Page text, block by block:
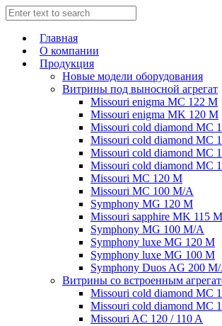
Главная
О компании
Продукция
Новые модели оборудования
Витрины под выносной агрегат
Missouri enigma MC 122 M
Missouri enigma MK 120 M
Missouri cold diamond MC
Missouri cold diamond MC
Missouri cold diamond MC
Missouri cold diamond MC
Missouri MC 120 M
Missouri MC 100 M/A
Symphony MG 120 M
Missouri sapphire MK 115 M
Symphony MG 100 M/А
Symphony luxe MG 120 M
Symphony luxe MG 100 M
Symphony Duos AG 200
Витрины со встроенным
Missouri cold diamond MC
Missouri cold diamond MC
Missouri AC 120 / 110 A